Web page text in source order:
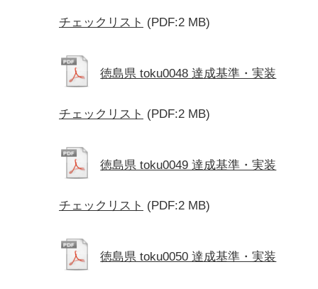
チェックリスト (PDF:2 MB)
徳島県 toku0048 達成基準・実装
チェックリスト (PDF:2 MB)
徳島県 toku0049 達成基準・実装
チェックリスト (PDF:2 MB)
徳島県 toku0050 達成基準・実装